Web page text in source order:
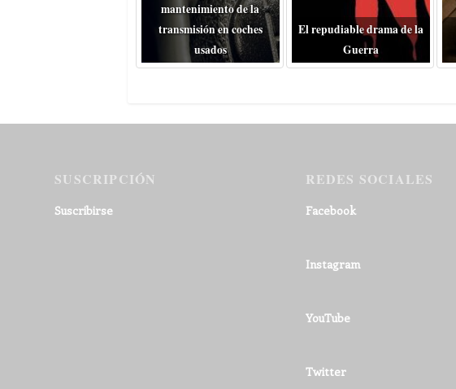
mantenimiento de la
transmisión en coches
usados
El repudiable drama de la
Guerra
SUSCRIPCIÓN
Suscribirse
REDES SOCIALES
Facebook
Instagram
YouTube
Twitter